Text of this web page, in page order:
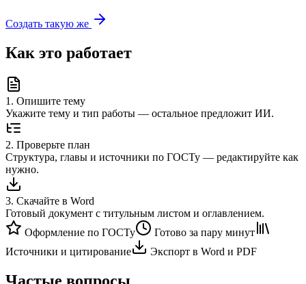
Создать такую же
Как это работает
1 . Опишите тему
Укажите тему и тип работы — остальное предложит ИИ.
2. Проверьте план
Структура, главы и источники по ГОСТу — редактируйте как
нужно.
3. Скачайте в Word
Готовый документ с титульным листом и оглавлением.
Оформление по ГОСТу
Готово за пару минут
Источники и цитирование
Экспорт в Word и PDF
Частые вопросы